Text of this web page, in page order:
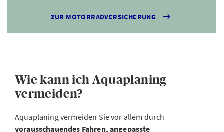
ZUR MOTORRADVERSICHERUNG
Wie kann ich Aquaplaning
vermeiden?
Aquaplaning vermeiden Sie vor allem durch
vorausschauendes Fahren, angepasste